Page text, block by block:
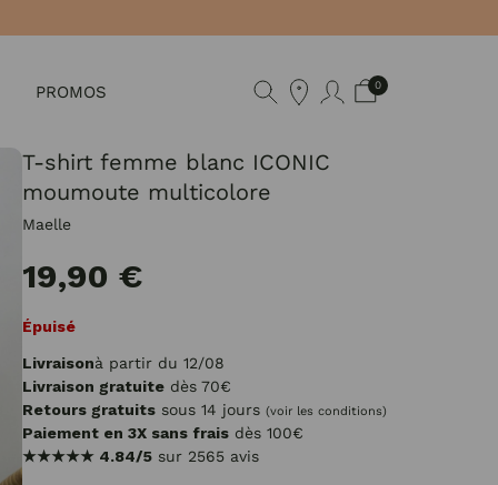
PROMOS 0
T-shirt femme blanc ICONIC
moumoute multicolore
Maelle
19,90 €
Épuisé
Livraisonà partir du 12/08
Livraison gratuite dès 70€
Retours gratuits sous 14 jours (voir les conditions)
Paiement en 3X sans frais dès 100€
★★★★★ 4.84/5 sur 2565 avis